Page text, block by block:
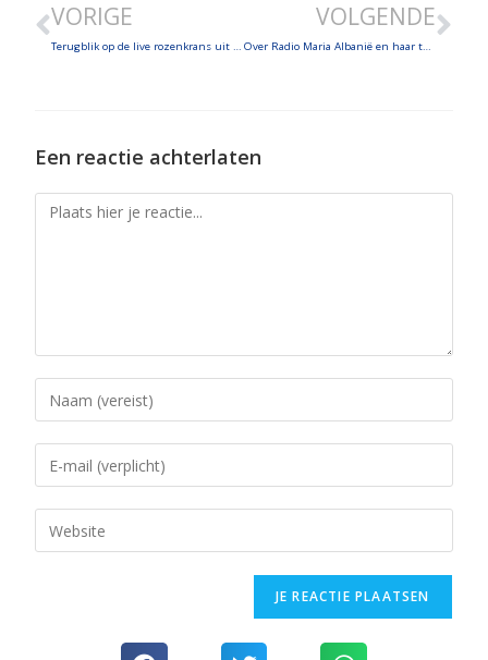
VORIGE
Terugblik op de live rozenkrans uit Medjugorje en over de 20ste verjaardag van Radio Maria Mexico
VOLGENDE
Over Radio Maria Albanië en haar toekomstplannen (deel 2)
Een reactie achterlaten